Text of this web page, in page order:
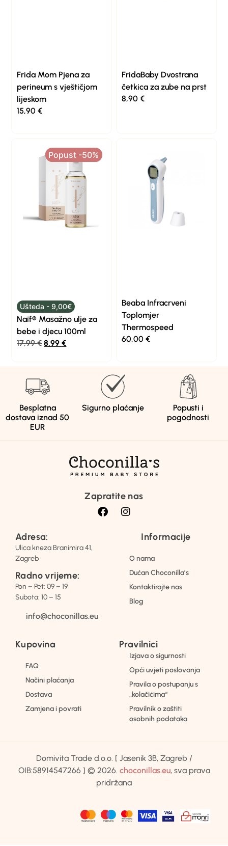
Frida Mom Pjena za
perineum s vještičjom
lijeskom
15,90€
FridaBaby Dvostrana
četkica za zube na prst
8,90 €
Popust -50%
Popust -50%
Ušteda - 9,00€
Naïf® Masažno ulje za
bebe i djecu 100ml
17,99€ 8,99€
Beaba Infracrveni
Toplomjer
Thermospeed
60,00 €
Besplatna
dostava iznad 50
EUR
Sigurno plaćanje
Popusti i
pogodnosti
Zapratite nas
Adresa:
Ulica kneza Branimira 41,
Zagreb
Radno vrijeme:
Pon – Pet: 09 – 19
Subota: 10 – 15
info@choconillas.eu
Informacije
O nama
Dućan Choconilla’s
Kontaktirajte nas
Blog
Kupovina
FAQ
Načini plaćanja
Dostava
Zamjena i povrati
Pravilnici
Izjava o sigurnosti
Opći uvjeti poslovanja
Pravila o postupanju s
„kolačićima“
Pravilnik o zaštiti
osobnih podataka
Domivita Trade d.o.o. [ Jasenik 3B, Zagreb /
OIB:58914547266 ] © 2026. choconillas.eu, sva prava
pridržana